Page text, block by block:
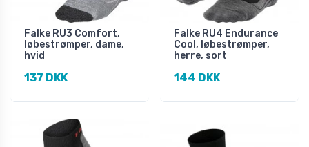
Falke RU3 Comfort,
løbestrømper, dame,
hvid
137 DKK
Falke RU4 Endurance
Cool, løbestrømper,
herre, sort
144 DKK